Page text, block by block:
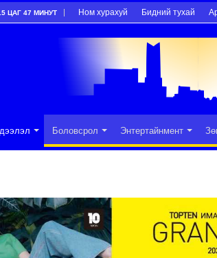
ЦАГ 47 МИНУТ Ном хурахуй Бидний тухай
Боловсрол Энтертайнмент